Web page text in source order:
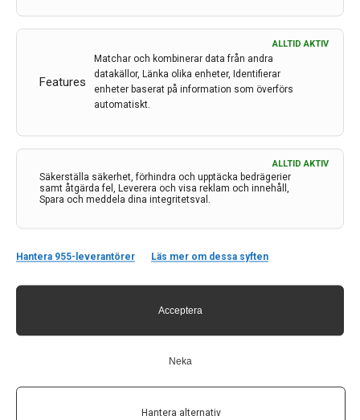
Features
ALLTID AKTIV
Matchar och kombinerar data från andra
datakällor, Länka olika enheter, Identifierar
enheter baserat på information som överförs
automatiskt.
Säkerställa säkerhet, förhindra och upptäcka bedrägerier
samt åtgärda fel, Leverera och visa reklam och innehåll,
Spara och meddela dina integritetsval.
ALLTID AKTIV
Hantera 955-leverantörer Läs mer om dessa syften
Acceptera
Neka
Hantera alternativ
Danish Multiple Sclerosis Center, Copenhagen
University Hospital
Senior consultant
Veronica Popescu
FOR MORE INFORMATION AND REGISTRATION